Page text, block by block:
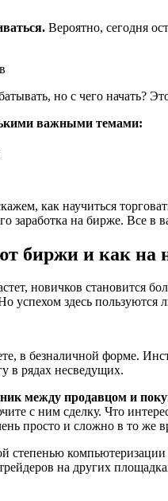
Вероятно, сегодня
но с чего начать?
важными темами:
как научиться
заработка на бирже. Все
биржи и как на
новичков становится
успехом здесь
в безналичной форме.
в рядах несведущих.
между продавцом и
с ним сделку. Что
просто и сложно в то же
степенью
на других